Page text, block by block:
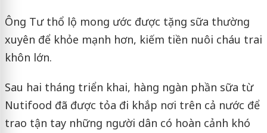
Ông Tư thổ lộ mong ước được tặng sữa thường
xuyên để khỏe mạnh hơn, kiếm tiền nuôi cháu trai
khôn lớn.
Sau hai tháng triển khai, hàng ngàn phần sữa từ
Nutifood đã được tỏa đi khắp nơi trên cả nước để
trao tận tay những người dân có hoàn cảnh khó